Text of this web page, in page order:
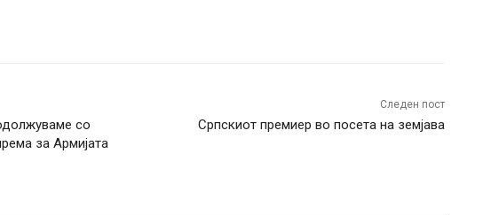
со
за Армијата
Следен пост
Српскиот премиер во посета на земјава